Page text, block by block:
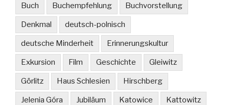
Buch Buchempfehlung Buchvorstellung
Denkmal deutsch-polnisch
deutsche Minderheit Erinnerungskultur
Exkursion Film Geschichte Gleiwitz
Görlitz Haus Schlesien Hirschberg
Jelenia Góra Jubiläum Katowice Kattowitz